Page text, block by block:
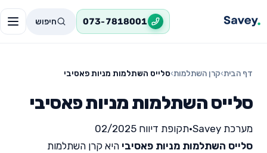
073-7818001 חיפוש
דף הבית›קרן השתלמות›סלייס השתלמות מניות פאסיבי
סלייס השתלמות מניות פאסיבי
מערכת Savey •תקופת דיווח 02/2025
סלייס השתלמות מניות פאסיבי היא קרן השתלמות